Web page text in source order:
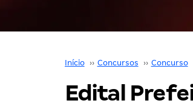
Início ›› Concursos ›› Concurso
Edital